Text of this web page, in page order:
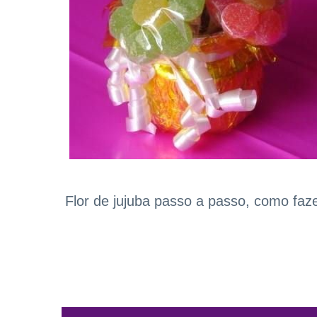
Flor de jujuba passo a passo, como